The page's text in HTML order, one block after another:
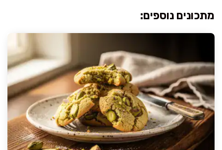
מתכונים נוספים: